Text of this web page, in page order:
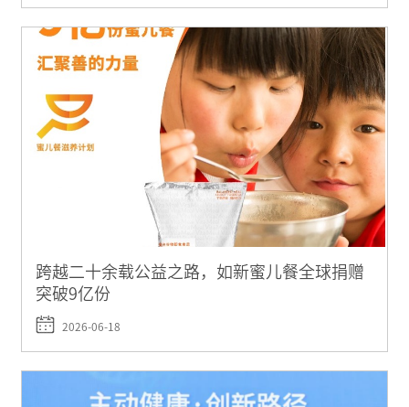
跨越二十余载公益之路，如新蜜儿餐全球捐赠
突破9亿份
2026-06-18